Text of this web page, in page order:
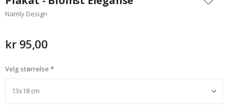
begynnelsen
av
Namly Design
kr 95,00
Velg størrelse